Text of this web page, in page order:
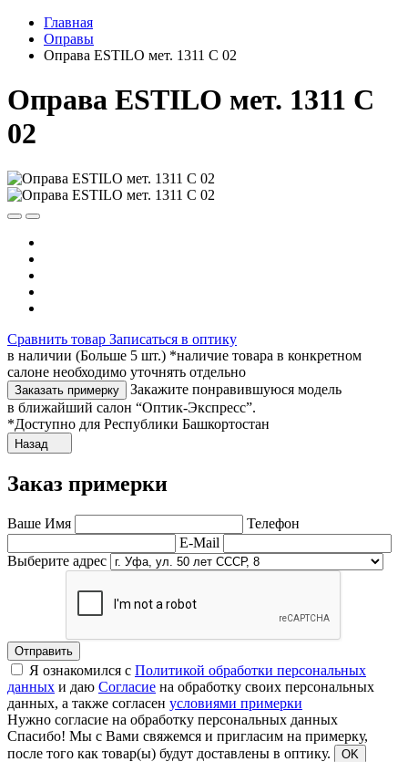
Главная
Оправы
Оправа ESTILO мет. 1311 С 02
Оправа ESTILO мет. 1311 С
02
Сравнить товар Записаться в оптику
в наличии (Больше 5 шт.) *наличие товара в конкретном
салоне необходимо уточнять отдельно
Заказать примерку
Закажите понравившуюся модель
в ближайший салон “Оптик-Экспресс”.
*Доступно для Республики Башкортостан
Назад
Заказ примерки
Ваше Имя
Телефон
E-Mail
Выберите адрес
Отправить
Я ознакомился с Политикой обработки персональных
данных и даю Согласие на обработку своих персональных
данных, а также согласен условиями примерки
Нужно согласие на обработку персональных данных
Спасибо! Мы с Вами свяжемся и пригласим на примерку,
после того как товар(ы) будут доставлены в оптику.
OK